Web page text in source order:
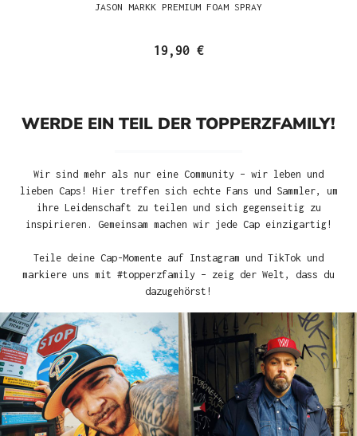
JASON MARKK PREMIUM FOAM SPRAY
19,90 €
WERDE EIN TEIL DER TOPPERZFAMILY!
Wir sind mehr als nur eine Community – wir leben und
lieben Caps! Hier treffen sich echte Fans und Sammler, um
ihre Leidenschaft zu teilen und sich gegenseitig zu
inspirieren. Gemeinsam machen wir jede Cap einzigartig!
Teile deine Cap-Momente auf Instagram und TikTok und
markiere uns mit #topperzfamily – zeig der Welt, dass du
dazugehörst!